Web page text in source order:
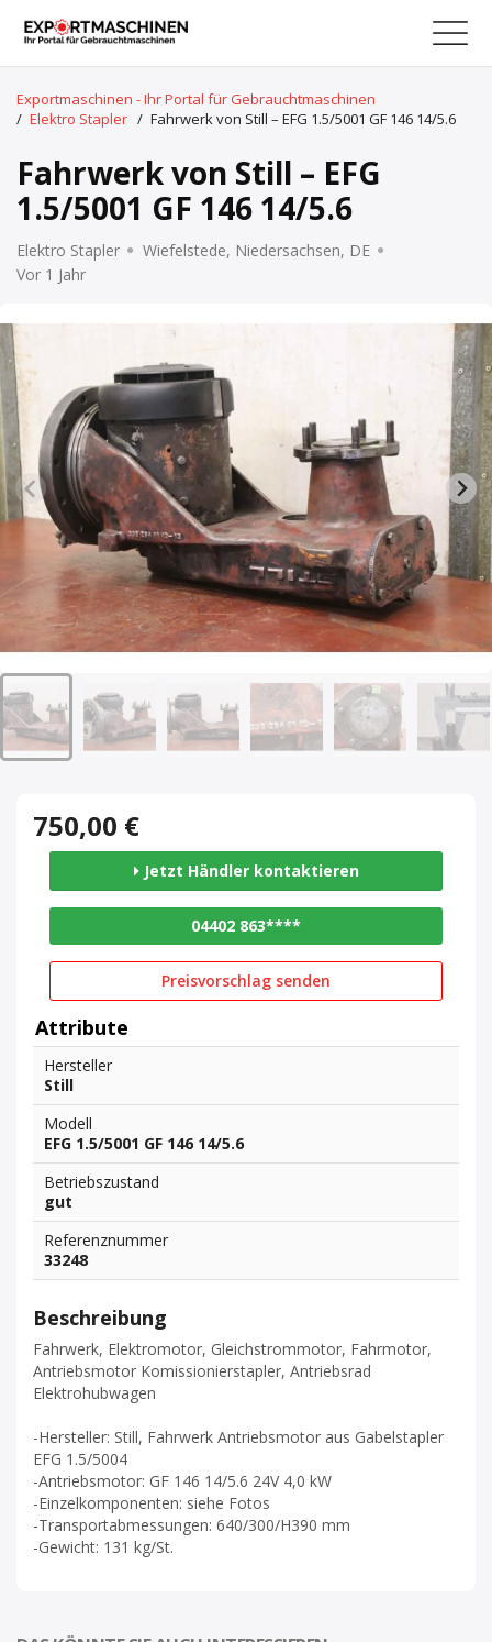
Exportmaschinen - Ihr Portal für Gebrauchtmaschinen
/ Elektro Stapler / Fahrwerk von Still – EFG 1.5/5001 GF 146 14/5.6
Fahrwerk von Still – EFG
1.5/5001 GF 146 14/5.6
Elektro Stapler
Wiefelstede, Niedersachsen, DE
Vor 1 Jahr
750,00 €
Jetzt Händler kontaktieren
04402 863****
Preisvorschlag senden
Attribute
Hersteller
Still
Modell
EFG 1.5/5001 GF 146 14/5.6
Betriebszustand
gut
Referenznummer
33248
Beschreibung
Fahrwerk, Elektromotor, Gleichstrommotor, Fahrmotor,
Antriebsmotor Komissionierstapler, Antriebsrad
Elektrohubwagen
-Hersteller: Still, Fahrwerk Antriebsmotor aus Gabelstapler
EFG 1.5/5004
-Antriebsmotor: GF 146 14/5.6 24V 4,0 kW
-Einzelkomponenten: siehe Fotos
-Transportabmessungen: 640/300/H390 mm
-Gewicht: 131 kg/St.